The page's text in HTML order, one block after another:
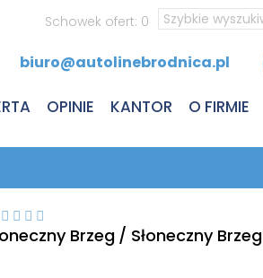
Schowek ofert: 0
biuro@autolinebrodnica.pl
OPINIE KANTOR O FIRMIE
Brzeg / Słoneczny Brzeg